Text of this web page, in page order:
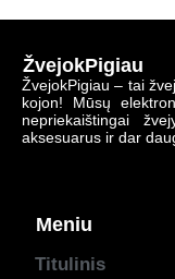
ŽvejokPigiau
ŽvejokPigiau – tai
kojon! Mūsų
nepriekaištingai
aksesuarus ir dar
Meniu
Titulinis